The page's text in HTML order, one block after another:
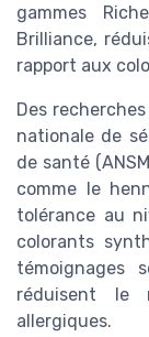
gammes
Brilliance,
rapport aux
Des
nationale de
de santé
comme le
tolérance au
colorants
témoignages
réduisent le
allergiques.